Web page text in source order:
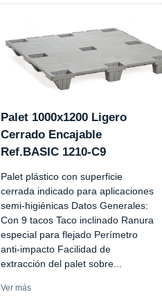
Palet 1000x1200 Ligero
Cerrado Encajable
Ref.BASIC 1210-C9
Palet plástico con superficie
cerrada indicado para aplicaciones
semi-higiénicas Datos Generales:
Con 9 tacos Taco inclinado Ranura
especial para flejado Perímetro
anti-impacto Facilidad de
extracción del palet sobre...
Ver más